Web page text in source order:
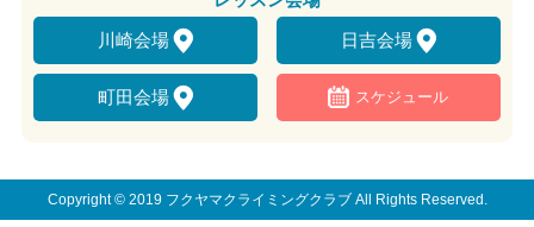
川崎会場
日吉会場
町田会場 スケジュール
Copyright © 2019 フクヤマクライミングクラブ All Rights Reserved.